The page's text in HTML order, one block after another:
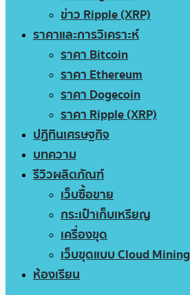
ข่าว Ripple (XRP)
ราคาและการวิเคราะห์
ราคา Bitcoin
ราคา Ethereum
ราคา Dogecoin
ราคา Ripple (XRP)
ปฏิทินเศรษฐกิจ
บทความ
รีวิวผลิตภัณฑ์
เว็บซื้อขาย
กระเป๋าเก็บเหรียญ
เครื่องขุด
เว็บขุดแบบ Cloud Mining
ห้องเรียน